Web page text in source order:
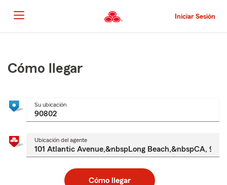
al
contenido
principal
Iniciar Sesión
principal
Cómo llegar
Su ubicación
Ubicación del agente
Cómo llegar